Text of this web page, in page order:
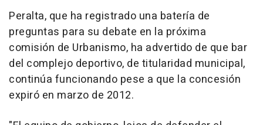
Peralta, que ha registrado una batería de
preguntas para su debate en la próxima
comisión de Urbanismo, ha advertido de que bar
del complejo deportivo, de titularidad municipal,
continúa funcionando pese a que la concesión
expiró en marzo de 2012.